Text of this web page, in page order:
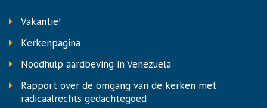
Vakantie!
Kerkenpagina
Noodhulp aardbeving in Venezuela
Rapport over de omgang van de kerken met
radicaalrechts gedachtegoed